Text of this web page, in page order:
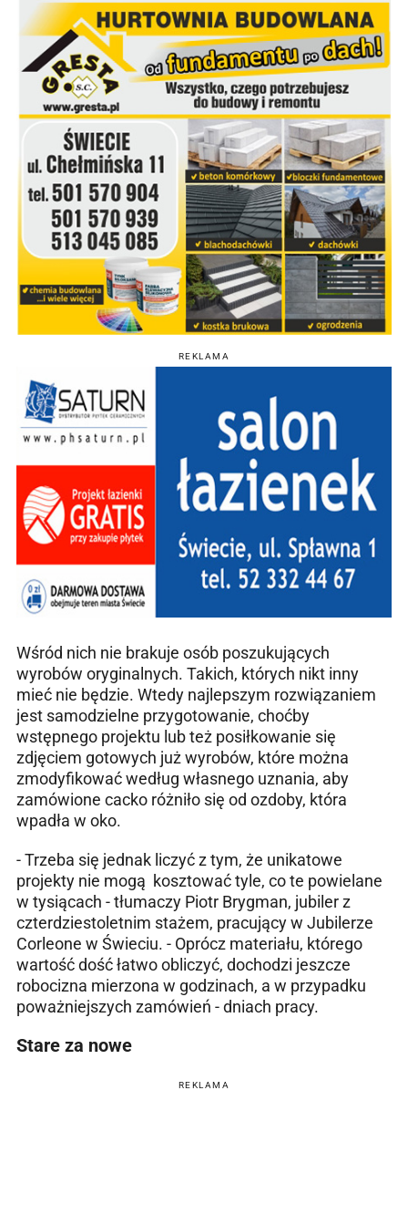
REKLAMA
Wśród nich nie brakuje osób poszukujących
wyrobów oryginalnych. Takich, których nikt inny
mieć nie będzie. Wtedy najlepszym rozwiązaniem
jest samodzielne przygotowanie, choćby
wstępnego projektu lub też posiłkowanie się
zdjęciem gotowych już wyrobów, które można
zmodyfikować według własnego uznania, aby
zamówione cacko różniło się od ozdoby, która
wpadła w oko.
- Trzeba się jednak liczyć z tym, że unikatowe
projekty nie mogą kosztować tyle, co te powielane
w tysiącach - tłumaczy Piotr Brygman, jubiler z
czterdziestoletnim stażem, pracujący w Jubilerze
Corleone w Świeciu. - Oprócz materiału, którego
wartość dość łatwo obliczyć, dochodzi jeszcze
robocizna mierzona w godzinach, a w przypadku
poważniejszych zamówień - dniach pracy.
Stare za nowe
REKLAMA